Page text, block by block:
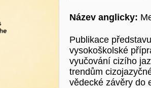
Název anglicky:
Publikace
vysokoškolské
vyučování cizího
trendům
vědecké závěry do